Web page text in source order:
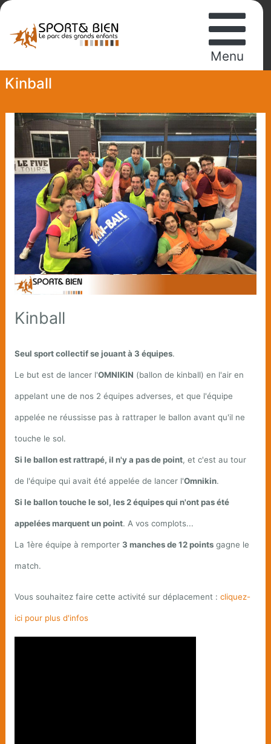
Menu
Kinball
Kinball
Seul sport collectif se jouant à 3 équipes.
Le but est de lancer l'OMNIKIN (ballon de kinball) en l'air en
appelant une de nos 2 équipes adverses, et que l'équipe
appelée ne réussisse pas à rattraper le ballon avant qu'il ne
touche le sol.
Si le ballon est rattrapé, il n'y a pas de point, et c'est au tour
de l'équipe qui avait été appelée de lancer l'Omnikin.
Si le ballon touche le sol, les 2 équipes qui n'ont pas été
appelées marquent un point. A vos complots...
La 1ère équipe à remporter 3 manches de 12 points gagne le
match.
Vous souhaitez faire cette activité sur déplacement : cliquez-
ici pour plus d'infos